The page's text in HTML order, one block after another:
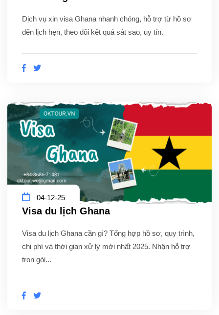
Dịch vụ xin visa Ghana nhanh chóng, hỗ trợ từ hồ sơ
đến lịch hẹn, theo dõi kết quả sát sao, uy tín.
04-12-25
Visa du lịch Ghana
Visa du lịch Ghana cần gì? Tổng hợp hồ sơ, quy trình,
chi phí và thời gian xử lý mới nhất 2025. Nhận hỗ trợ
trọn gói...